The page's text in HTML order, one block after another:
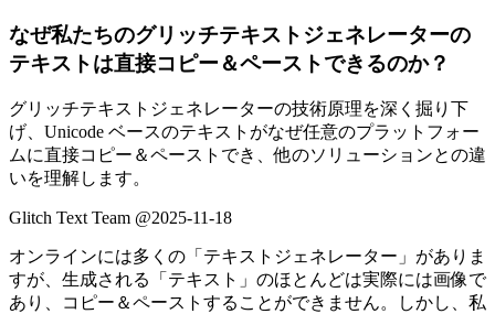
なぜ私たちのグリッチテキストジェネレーターの
テキストは直接コピー＆ペーストできるのか？
グリッチテキストジェネレーターの技術原理を深く掘り下
げ、Unicode ベースのテキストがなぜ任意のプラットフォー
ムに直接コピー＆ペーストでき、他のソリューションとの違
いを理解します。
Glitch Text Team @2025-11-18
オンラインには多くの「テキストジェネレーター」がありま
すが、生成される「テキスト」のほとんどは実際には画像で
あり、コピー＆ペーストすることができません。しかし、私